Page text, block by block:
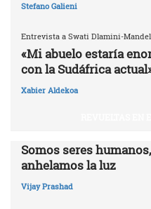
Stefano Galieni
Entrevista a Swati Dlamini-
«Mi abuelo estaría
con la Sudáfrica
Xabier Aldekoa
Somos seres
anhelamos la luz
Vijay Prashad